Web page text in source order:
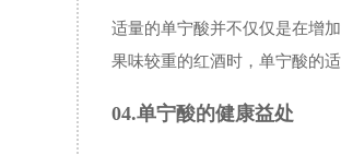
适量的单宁酸并不仅仅是在增
果味较重的红酒时，单宁酸的
04.单宁酸的健康益处